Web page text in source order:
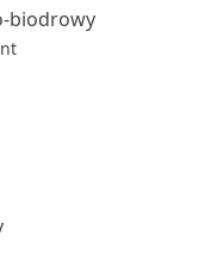
biodrowy